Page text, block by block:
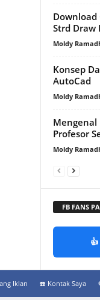
Download
Strd Draw
Moldy
Konsep
AutoCad
Moldy
Mengenal
Profesor
Moldy
FB FANS
Iklan ☎️ Kontak Saya